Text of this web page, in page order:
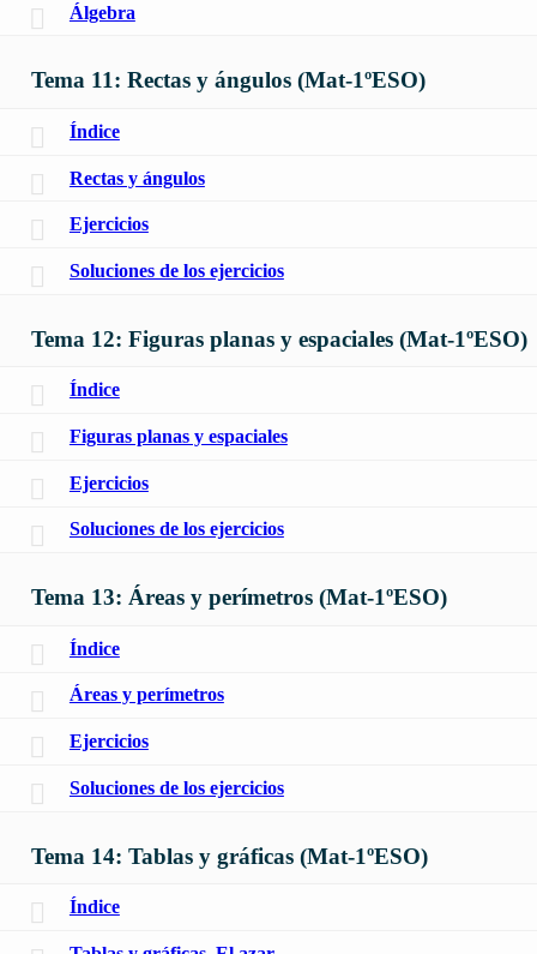
Álgebra
Tema 11: Rectas y ángulos (Mat-1ºESO)
Índice
Rectas y ángulos
Ejercicios
Soluciones de los ejercicios
Tema 12: Figuras planas y espaciales (Mat-1ºESO)
Índice
Figuras planas y espaciales
Ejercicios
Soluciones de los ejercicios
Tema 13: Áreas y perímetros (Mat-1ºESO)
Índice
Áreas y perímetros
Ejercicios
Soluciones de los ejercicios
Tema 14: Tablas y gráficas (Mat-1ºESO)
Índice